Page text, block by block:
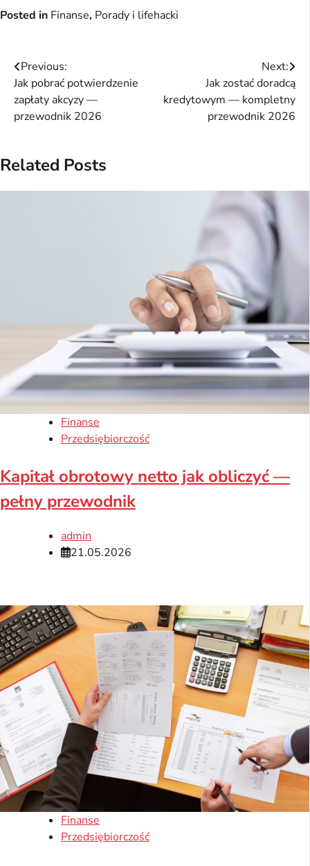
Posted in Finanse, Porady i lifehacki
Nawigacja
wpisu
Previous:
Jak pobrać potwierdzenie
zapłaty akcyzy —
przewodnik 2026
Next:
Jak zostać doradcą
kredytowym — kompletny
przewodnik 2026
Related Posts
Finanse
Przedsiębiorczość
Kapitał obrotowy netto jak obliczyć —
pełny przewodnik
admin
21.05.2026
Finanse
Przedsiębiorczość